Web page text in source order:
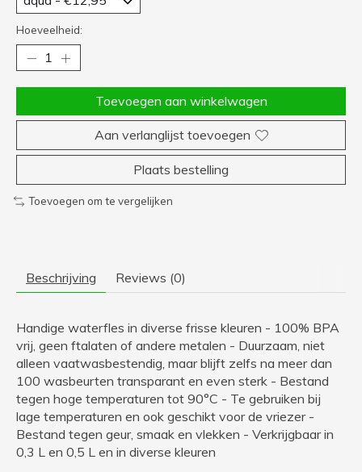
Hoeveelheid:
Toevoegen aan winkelwagen
Aan verlanglijst toevoegen
Plaats bestelling
Toevoegen om te vergelijken
Beschrijving Reviews (0)
Handige waterfles in diverse frisse kleuren - 100% BPA
vrij, geen ftalaten of andere metalen - Duurzaam, niet
alleen vaatwasbestendig, maar blijft zelfs na meer dan
100 wasbeurten transparant en even sterk - Bestand
tegen hoge temperaturen tot 90°C - Te gebruiken bij
lage temperaturen en ook geschikt voor de vriezer -
Bestand tegen geur, smaak en vlekken - Verkrijgbaar in
0,3 L en 0,5 L en in diverse kleuren